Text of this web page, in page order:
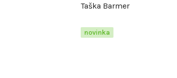
Taška Barmer
novinka